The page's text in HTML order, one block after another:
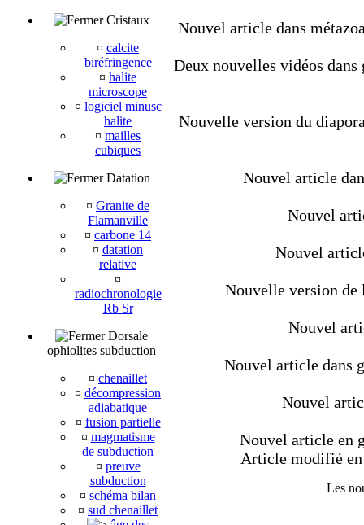
Cristaux
¤ calcite
biréfringence
¤ halite
microscope
¤ logiciel minusc
halite
¤ mailles
cubiques
Datation
¤ Granite de
Flamanville
¤ carbone 14
¤ datation
relative
¤
radiochronologie
Rb Sr
Dorsale
ophiolites subduction
¤ chenaillet
¤ décompression
adiabatique
¤ fusion partielle
¤ magmatisme
de subduction
¤ preuve
subduction
¤ schéma bilan
¤ sud chenaillet
Nouvel article dans
Deux nouvelles vidéos
Nouvelle version du
Nouvel article
Nouvel
Nouvel
Nouvelle version de
Nouvel
Nouvel article dans
Nouvel
Nouvel article en
Article modifié
Les